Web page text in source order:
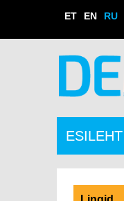
ET EN RU
ESILEHT